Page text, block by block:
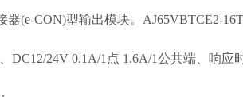
(e-CON)型输出模块。AJ65VBTCE2-
DC12/24V 0.1A/1点 1.6A/1公共端、响应